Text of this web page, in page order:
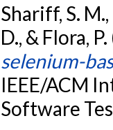
Shariff, S. M.,
D., & Flora,
selenium-
IEEE/ACM
Software